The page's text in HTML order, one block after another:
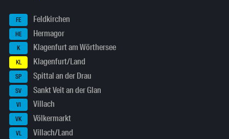
FE Feldkirchen
HE Hermagor
K Klagenfurt am Wörthersee
KL Klagenfurt/Land
SP Spittal an der Drau
SV Sankt Veit an der Glan
VI Villach
VK Völkermarkt
VL Villach/Land